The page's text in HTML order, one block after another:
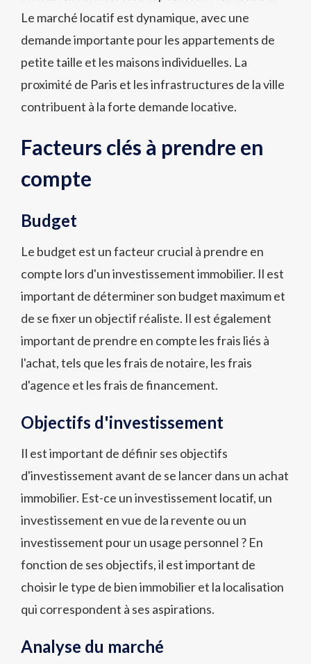
Le marché locatif est dynamique, avec une
demande importante pour les appartements de
petite taille et les maisons individuelles. La
proximité de Paris et les infrastructures de la ville
contribuent à la forte demande locative.
Facteurs clés à prendre en
compte
Budget
Le budget est un facteur crucial à prendre en
compte lors d'un investissement immobilier. Il est
important de déterminer son budget maximum et
de se fixer un objectif réaliste. Il est également
important de prendre en compte les frais liés à
l'achat, tels que les frais de notaire, les frais
d'agence et les frais de financement.
Objectifs d'investissement
Il est important de définir ses objectifs
d'investissement avant de se lancer dans un achat
immobilier. Est-ce un investissement locatif, un
investissement en vue de la revente ou un
investissement pour un usage personnel ? En
fonction de ses objectifs, il est important de
choisir le type de bien immobilier et la localisation
qui correspondent à ses aspirations.
Analyse du marché